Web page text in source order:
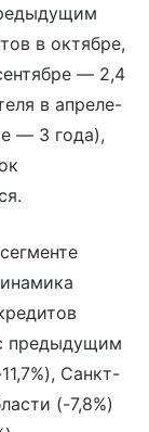
в октябре,
— 2,4
в апреле-
— 3 года),
предыдущим
Санкт-
(-7,8%)